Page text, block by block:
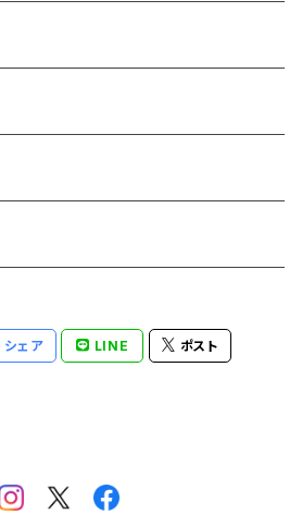
シェア LINE ポスト